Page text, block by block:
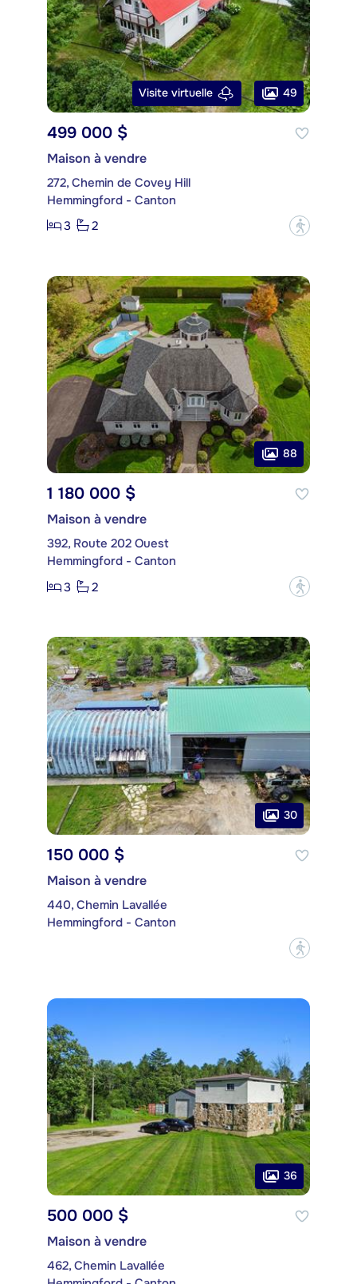
Visite virtuelle 49
499 000 $
Maison à vendre
272, Chemin de Covey Hill
Hemmingford - Canton
3
2 ?
88
1 180 000 $
Maison à vendre
392, Route 202 Ouest
Hemmingford - Canton
3
2 ?
30
150 000 $
Maison à vendre
440, Chemin Lavallée
Hemmingford - Canton
?
36
500 000 $
Maison à vendre
462, Chemin Lavallée